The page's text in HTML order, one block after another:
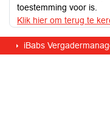
toestemming voor is.
Klik hier om terug te
iBabs